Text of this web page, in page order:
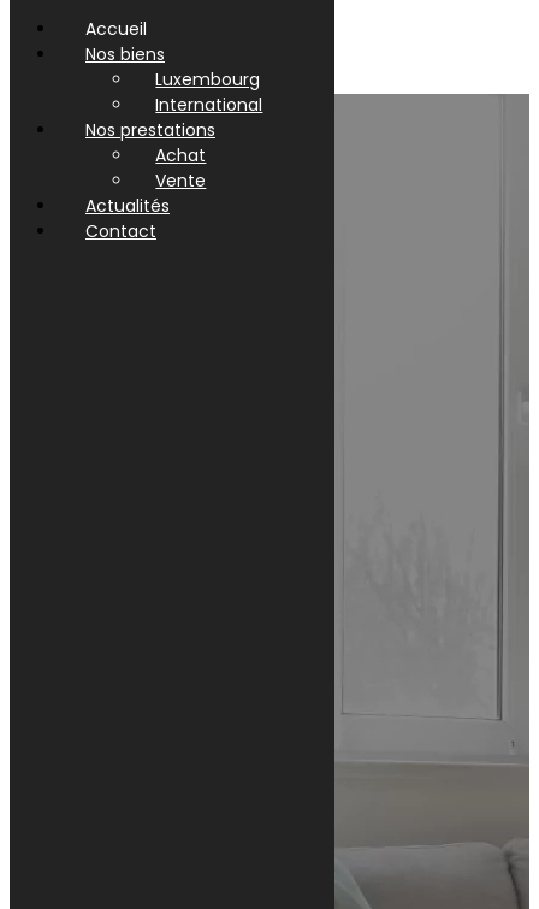
Accueil
Nos biens
Luxembourg
International
Nos prestations
Achat
Vente
Actualités
Contact